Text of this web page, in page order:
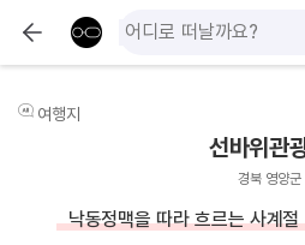
여행지
선바위관
경북 영양군
낙동정맥을 따라 흐르는 사계